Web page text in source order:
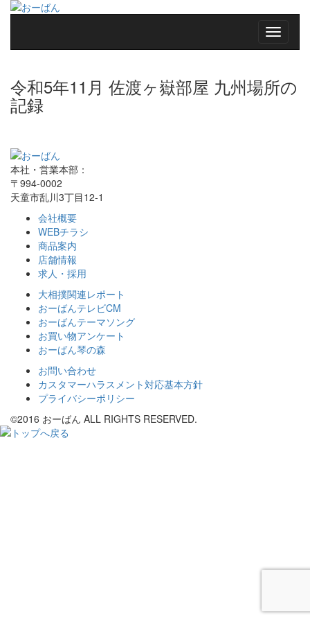
令和5年11月 佐渡ヶ嶽部屋 九州場所の
記録
本社・営業本部：
〒994-0002
天童市乱川3丁目12-1
会社概要
WEBチラシ
商品案内
店舗情報
求人・採用
大相撲関連レポート
おーばんテレビCM
おーばんテーマソング
お買い物アンケート
おーばん琴の森
お問い合わせ
カスタマーハラスメント対応基本方針
プライバシーポリシー
©2016 おーばん ALL RIGHTS RESERVED.